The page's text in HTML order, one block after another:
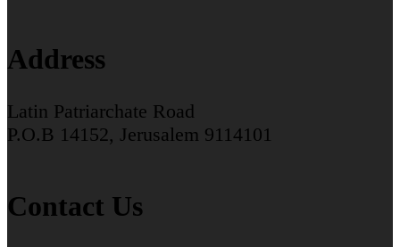
Address
Latin Patriarchate Road
P.O.B 14152, Jerusalem 9114101
Contact Us